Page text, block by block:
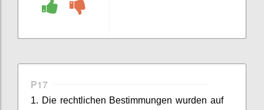
P17
1. Die rechtlichen Bestimmungen wurden auf